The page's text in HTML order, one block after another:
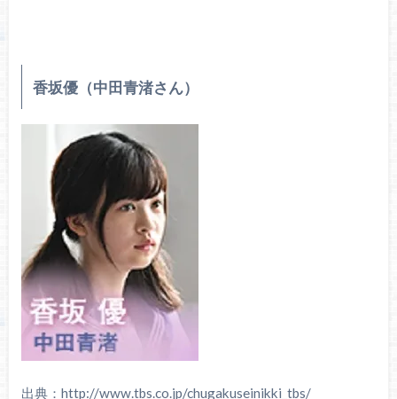
香坂優（中田青渚さん）
出典：http://www.tbs.co.jp/chugakuseinikki_tbs/